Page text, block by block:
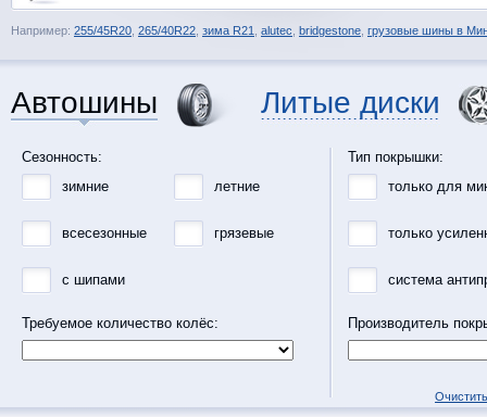
Например: 255/45R20 265/40R22 зима R21 alutec bridgestone грузовые шины в
Автошины Литые диски
Сезонность:
зимние
летние
всесезонные грязевые
с шипами
Требуемое количество колёс:
Тип покрышки:
только для
только
система
Производитель